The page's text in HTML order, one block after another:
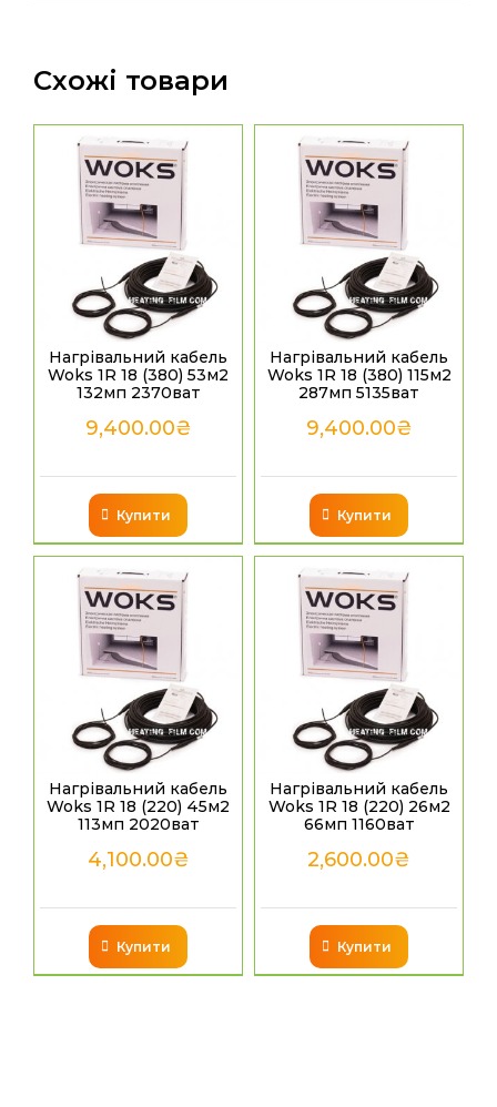
Схожі товари
Нагрівальний кабель
Woks 1R 18 (380) 53м2
132мп 2370ват
9,400.00₴
Купити
Нагрівальний кабель
Woks 1R 18 (380) 115м2
287мп 5135ват
9,400.00₴
Купити
Нагрівальний кабель
Woks 1R 18 (220) 45м2
113мп 2020ват
4,100.00₴
Купити
Нагрівальний кабель
Woks 1R 18 (220) 26м2
66мп 1160ват
2,600.00₴
Купити